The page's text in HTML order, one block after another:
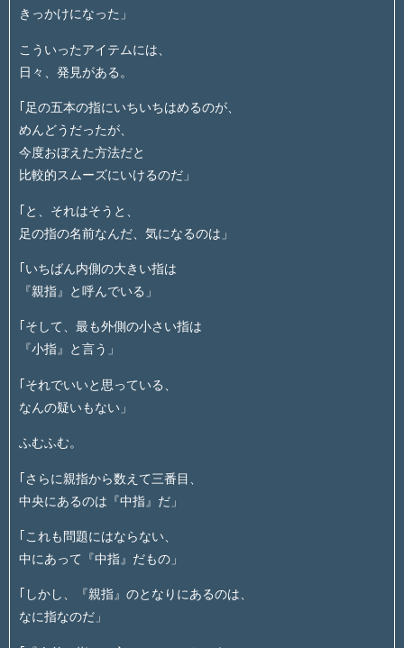
きっかけになった」
こういったアイテムには、
日々、発見がある。
｢足の五本の指にいちいちはめるのが、
めんどうだったが、
今度おぼえた方法だと
比較的スムーズにいけるのだ」
｢と、それはそうと、
足の指の名前なんだ、気になるのは」
｢いちばん内側の大きい指は
『親指』と呼んでいる」
｢そして、最も外側の小さい指は
『小指』と言う」
｢それでいいと思っている、
なんの疑いもない」
ふむふむ。
｢さらに親指から数えて三番目、
中央にあるのは『中指』だ」
｢これも問題にはならない、
中にあって『中指』だもの」
｢しかし、『親指』のとなりにあるのは、
なに指なのだ」